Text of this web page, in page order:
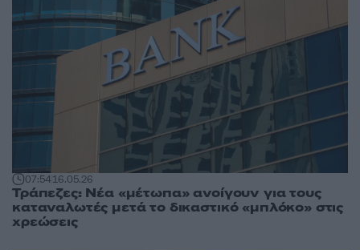
07:5416.05.26
Τράπεζες: Νέα «μέτωπα» ανοίγουν για τους
καταναλωτές μετά το δικαστικό «μπλόκο» στις
χρεώσεις